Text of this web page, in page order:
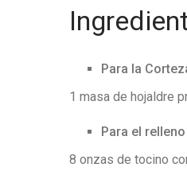
Para la
1 masa de hojaldre
Para el relleno
8 onzas de tocino